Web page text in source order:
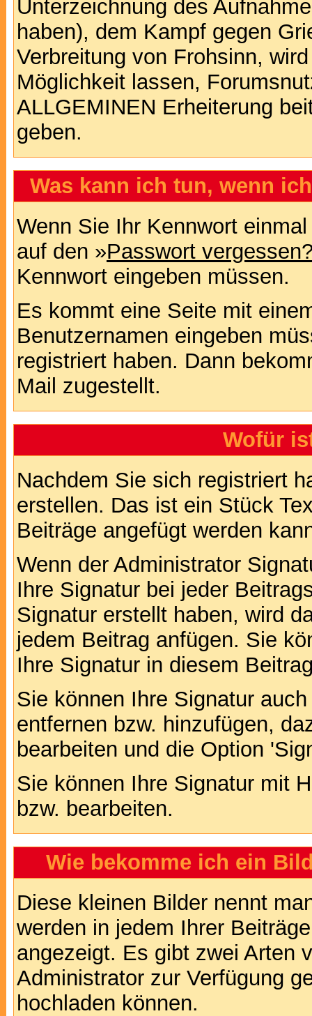
Unterzeichnung des
haben), dem Kampf gegen
Verbreitung von Frohsinn,
Möglichkeit lassen,
ALLGEMINEN Erheiterung
geben.
Was kann ich tun, wenn
Wenn Sie Ihr Kennwort
auf den »Passwort
Kennwort eingeben müssen.
Es kommt eine Seite mit
Benutzernamen eingeben
registriert haben. Dann
Mail zugestellt.
Wofür
Nachdem Sie sich registriert
erstellen. Das ist ein Stück
Beiträge angefügt werden
Wenn der Administrator
Ihre Signatur bei jeder
Signatur erstellt haben, wird
jedem Beitrag anfügen. Sie
Ihre Signatur in diesem
Sie können Ihre Signatur
entfernen bzw. hinzufügen,
bearbeiten und die Option
Sie können Ihre Signatur mit
bzw. bearbeiten.
Wie bekomme ich ein
Diese kleinen Bilder nennt
werden in jedem Ihrer
angezeigt. Es gibt zwei Arten
Administrator zur Verfügung
hochladen können.